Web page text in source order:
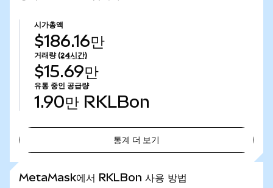
시가총액
$186.16만
거래량 (24시간)
$15.69만
유통 중인 공급량
1.90만 RKLBon
통계 더 보기
MetaMask에서 RKLBon 사용 방법